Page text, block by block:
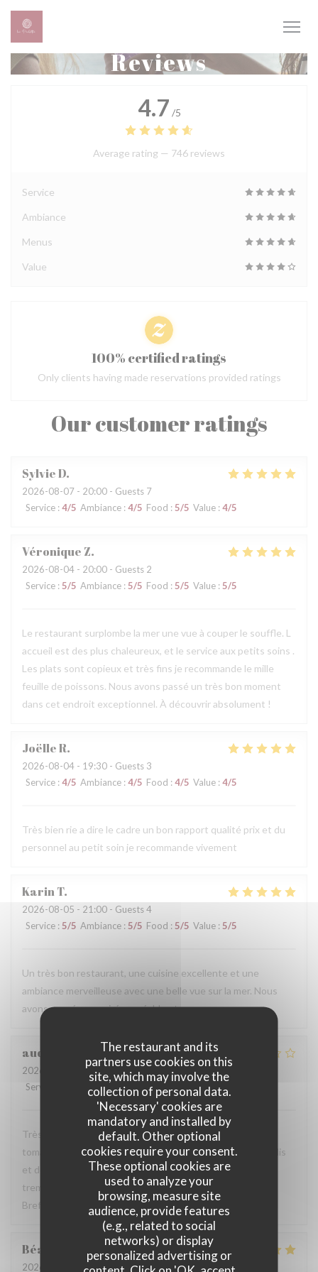
Personalizing your cookie choices
The restaurant and its
partners use cookies on this
site, which may involve the
collection of personal data.
'Necessary' cookies are
mandatory and installed by
default. Other optional
cookies require your consent.
These optional cookies are
used to analyze your
browsing, measure site
audience, provide features
(e.g., related to social
networks) or display
personalized advertising or
Reviews
Our customer ratings
SylvieD
2026-08-07 - 20:00 - Guests 7
Service : 4/5 Ambiance : 4/5 Food : 5/5 Value : 4/5
Véronique Z
2026-08-04 - 20:00 - Guests 2
Service : 5/5 Ambiance : 5/5 Food : 5/5 Value : 5/5
Le restaurant surplombe la mer une vue à couper le souffle. L
accueil est des plus chaleureux, et le service aux petits soins .
Les plats sont copieux et très fins je recommande le mille
feuille de poissons. Nous avons passé un très bon moment
dans cet endroit exceptionnel. À découvrir absolument !
JoëlleR
2026-08-04 - 19:30 - Guests 3
Service : 4/5 Ambiance : 4/5 Food : 4/5 Value : 4/5
Très bien rie a dire le cadre un bon rapport qualité prix et du
personnel au petit soin je recommande vivement
KarinT
2026-08-05 - 21:00 - Guests 4
Service : 5/5 Ambiance : 5/5 Food : 5/5 Value : 5/5
Un très bon restaurant, une cuisine excellente et une
ambiance merveilleuse avec une belle vue sur la mer. Nous
avons passé une soirée agréable et savoureuse.
audrey
2026-08-01
- 19:30 - Guests 4
Service
Ambiance : Food Value :
Très déçu je ne reviendrai pas Accueil moyen Salade avec
tomates molles coupées grossièrement 3 rondelles de radis
et deux tranches d’avocat. Pastèques molles qui devant
tremper depuis un moment dans la salade prête à l’avance
Bref je mange mieux chez moi
Béatrice
2026-08-01
- 12:30 - Guests 3
4.7 /5
Average rating — 746 reviews
Service
Ambiance
Menus
Value
100% certified ratings
Only clients having made reservations provided ratings